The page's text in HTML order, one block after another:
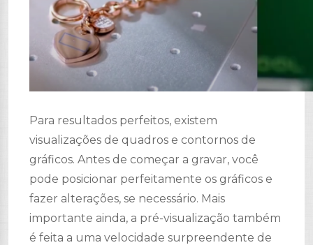
Para resultados perfeitos, existem
visualizações de quadros e contornos de
gráficos. Antes de começar a gravar, você
pode posicionar perfeitamente os gráficos e
fazer alterações, se necessário. Mais
importante ainda, a pré-visualização também
é feita a uma velocidade surpreendente de